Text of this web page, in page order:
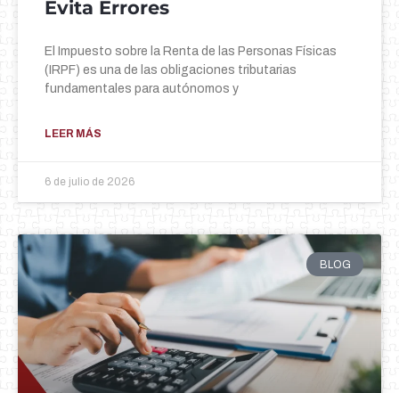
Evita Errores
El Impuesto sobre la Renta de las Personas Físicas
(IRPF) es una de las obligaciones tributarias
fundamentales para autónomos y
LEER MÁS
6 de julio de 2026
BLOG